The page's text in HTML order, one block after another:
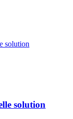
solution